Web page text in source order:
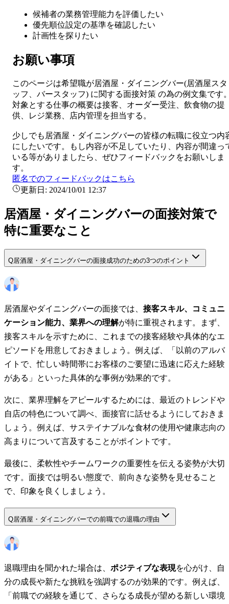
候補者の業務管理能力を評価したい
優先順位設定の基準を確認したい
計画性を探りたい
お願い事項
このページは希望職が居酒屋・ダイニングバー(居酒屋スタ
ッフ、バースタッフ) に関する面接対策 の為の例文集です
対象とする仕事の概要は接客、オーダー受注、飲食物の提
供、レジ業務、店内管理を担当する。
少しでも 居酒屋・ダイニングバーの皆様の転職に役立つ内
にしたいです。もし内容が不足していたり、内容が間違っ
いる等がありましたら、ぜひフィードバックをお願いしま
す。
匿名でのフィードバックはこちら
更新日: 2024/10/01 12:37
居酒屋・ダイニングバーの面接対策で
特に重要なこと
Q居酒屋・ダイニングバーの面接成功のための3つのポイント
居酒屋やダイニングバーの面接では、 接客スキル、コミュニ
ケーション能力、業界への理解が特に重視されます。まず、
接客スキルを示すために、これまでの接客経験や具体的なエ
ピソードを用意しておきましょう。例えば、「以前のアルバ
イトで、忙しい時間帯にお客様のご要望に迅速に応えた経験
がある」といった具体的な事例が効果的です。
次に、業界理解をアピールするためには、最近のトレンドや
自店の特色について調べ、面接官に話せるようにしておきま
しょう。例えば、サステイナブルな食材の使用や健康志向の
高まりについて言及することがポイントです。
最後に、柔軟性やチームワークの重要性を伝える姿勢が大切
です。面接では明るい態度で、前向きな姿勢を見せること
で、印象を良くしましょう。
Q居酒屋・ダイニングバーでの前職での退職の理由
退職理由を聞かれた場合は、 ポジティブな表現を心がけ、自
分の成長や新たな挑戦を強調するのが効果的です。例えば、
「前職での経験を通じて、さらなる成長が望める新しい環境